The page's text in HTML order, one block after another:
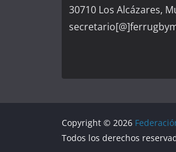
30710 Los Alcázares,
Copyright © 2026
Todos los derechos